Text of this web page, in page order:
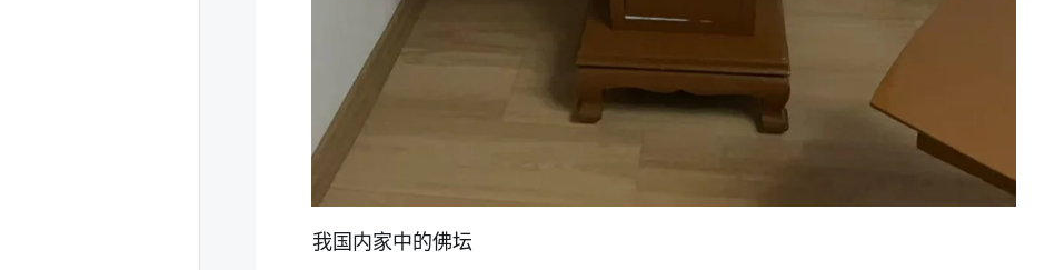
我国内家中的佛坛